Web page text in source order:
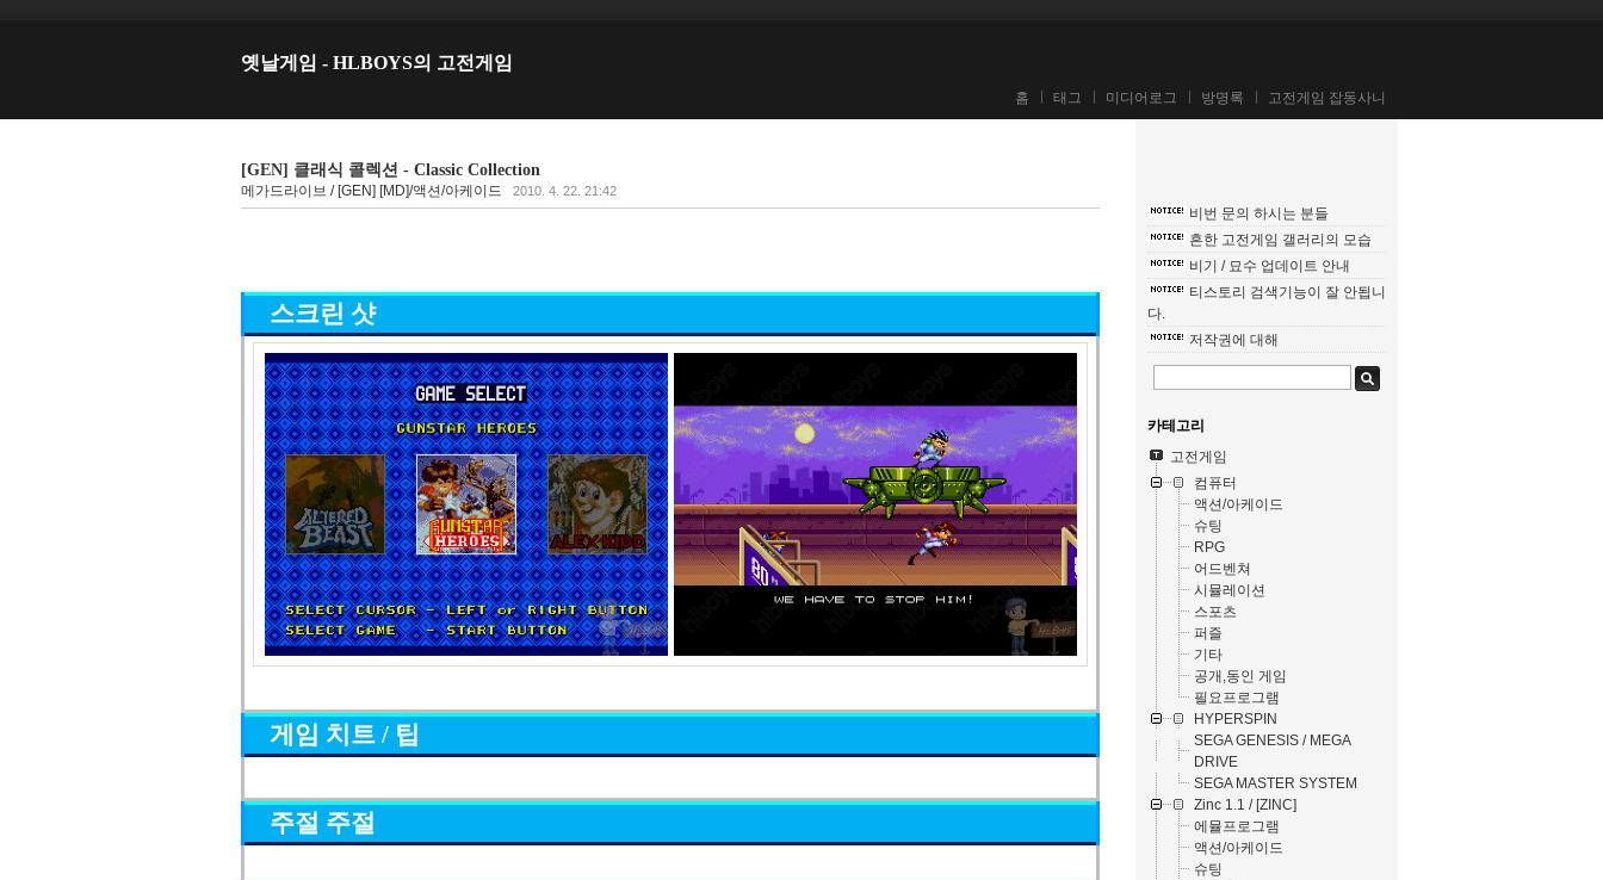
옛날게임 - HLBOYS의 고전게임
홈 태그 미디어로그 방명록 고전게임 잡동사니
[GEN] 클래식 콜렉션 - Classic Collection
메가드라이브 / [GEN] [MD]/액션/아케이드 2010. 4. 22. 21:42
스크린 샷
게임 치트 / 팁
주절 주절
비번 문의 하시는 분들
흔한 고전게임 갤러리의 모습
비기 / 묘수 업데이트 안내
티스토리 검색기능이 잘 안됩니
다.
저작권에 대해
카테고리
고전게임
컴퓨터
액션/아케이드
슈팅
RPG
어드벤쳐
시뮬레이션
스포츠
퍼즐
기타
공개,동인 게임
필요프로그램
HYPERSPIN
SEGA GENESIS / MEGA
DRIVE
SEGA MASTER SYSTEM
Zinc 1.1 / [ZINC]
에뮬프로그램
액션/아케이드
슈팅